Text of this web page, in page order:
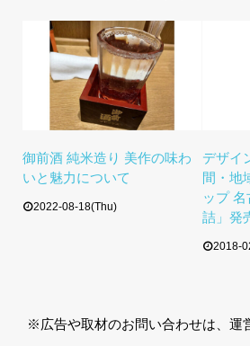
御前酒 純米造り 美作の味わ
いと魅力について
2022-08-18(Thu)
デザイ
間・地
ップ
詰」発
2018-
※広告や取材のお問い合わせは、運